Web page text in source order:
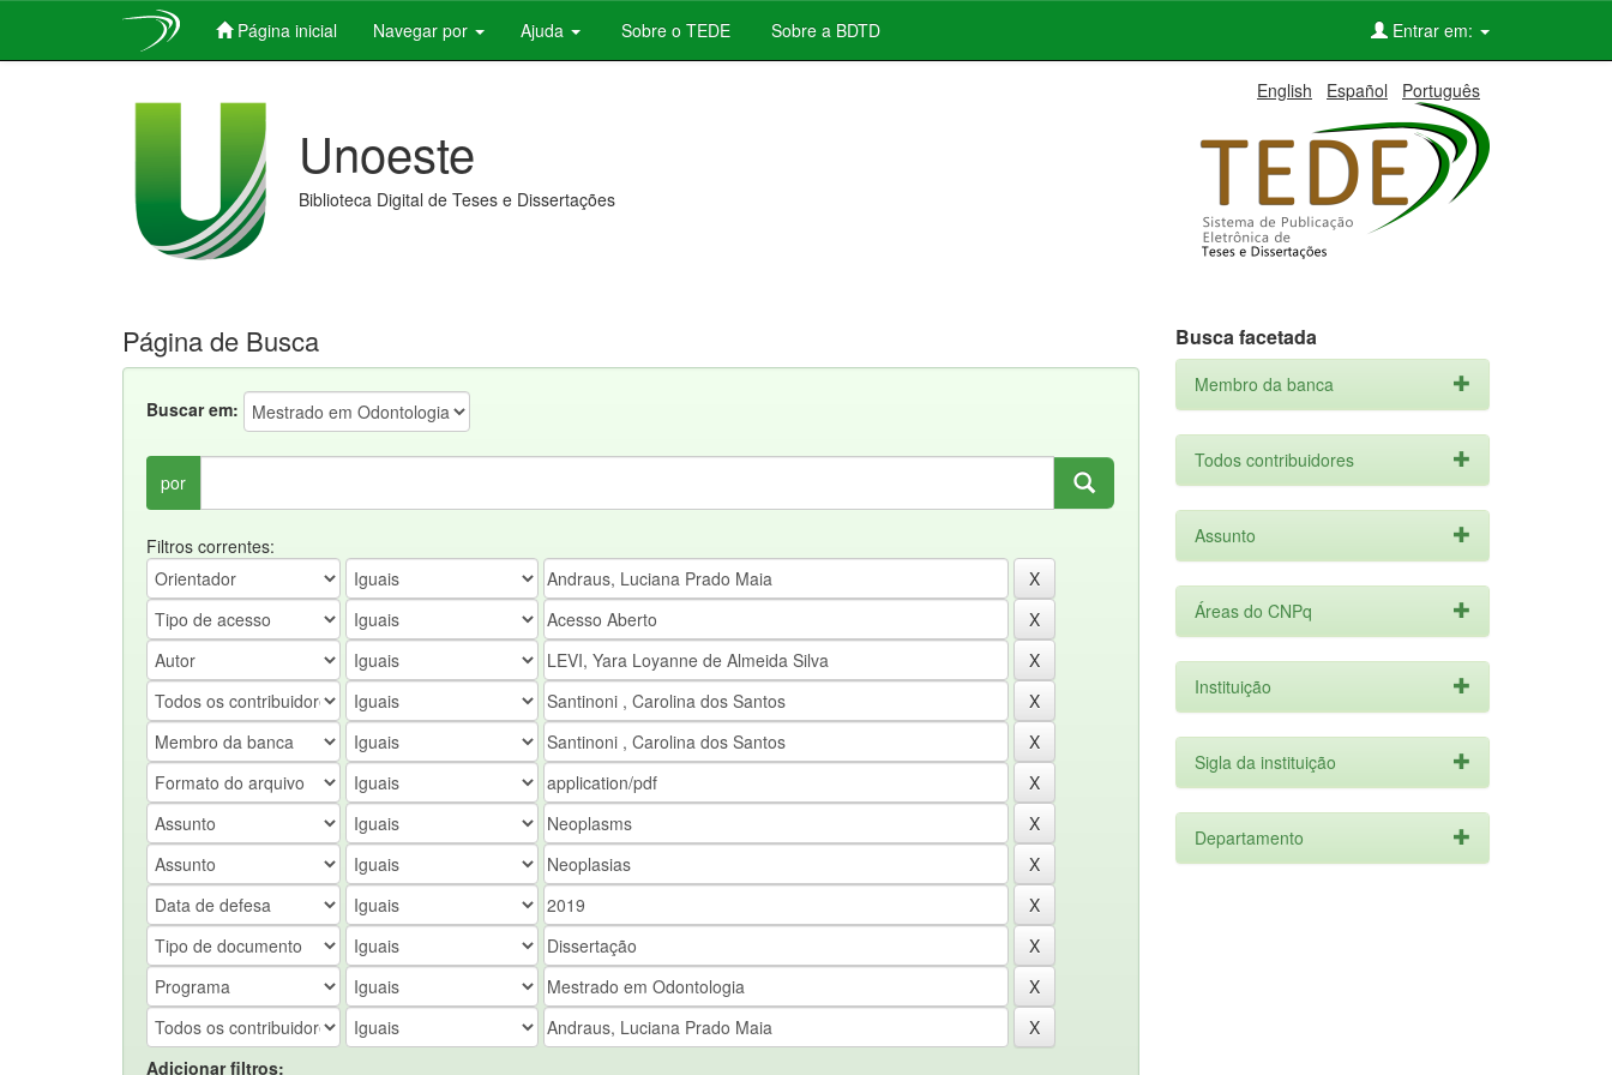
Página inicial Navegar por Ajuda Sobre o TEDE Sobre a BDTD Entrar em:
English Español Português
Unoeste
Biblioteca Digital de Teses e Dissertações
Página de Busca
Buscar em:
por
Filtros correntes:
Adicionar filtros:
Busca facetada
Membro da banca
Todos contribuidores
Assunto
Áreas do CNPq
Instituição
Sigla da instituição
Departamento